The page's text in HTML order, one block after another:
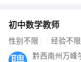
初中数学教师
性别不限 经验不限